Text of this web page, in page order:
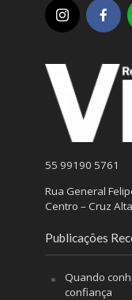
55 99190 5761
Rua General
Centro – Cruz Alta
Publicações
Quando
confiança